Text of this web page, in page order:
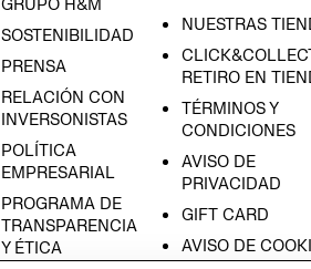
GRUPO H&M
SOSTENIBILIDAD
PRENSA
RELACIÓN CON
INVERSONISTAS
POLÍTICA
EMPRESARIAL
PROGRAMA DE
TRANSPARENCIA
Y ÉTICA
NUESTRAS
RETIRO EN
TÉRMINOS Y
CONDICIONES
AVISO DE
PRIVACIDAD
GIFT CARD
AVISO DE